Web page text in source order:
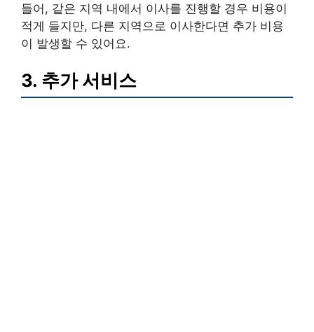
들어, 같은 지역 내에서 이사를 진행할 경우 비용이
적게 들지만, 다른 지역으로 이사한다면 추가 비용
이 발생할 수 있어요.
3. 추가 서비스